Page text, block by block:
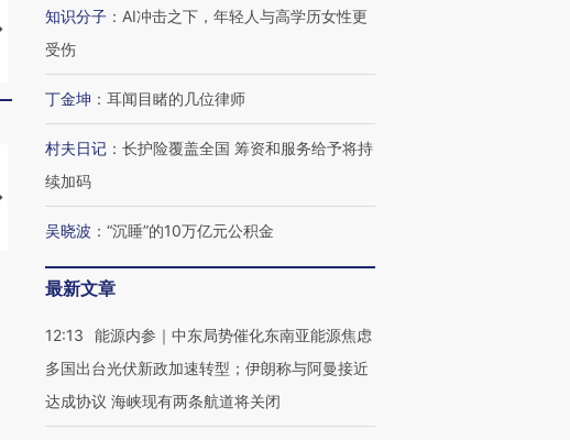
视线｜HYROX的吸金
术：是什么让中产们甘
心“花钱找虐”？
毒品
育部长拱下台
视线｜全球最热百城独占
阿根廷3-0阿尔及利亚
知识分子 ： AI冲击之下，年轻人与高学历女性更
受伤
丁金坤 ： 耳闻目睹的几位律师
村夫日记 ： 长护险覆盖全国 筹资和服务给予将持
续加码
吴晓波 ： “沉睡”的10万亿元公积金
最新文章
12:13
能源内参｜中东局势催化东南亚能源焦虑
多国出台光伏新政加速转型；伊朗称与阿曼接近
达成协议 海峡现有两条航道将关闭